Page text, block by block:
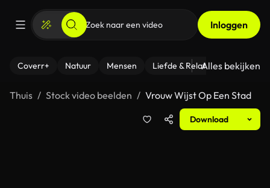
Inloggen
Coverr+ Natuur Mensen Liefde & Relaties - Fitness
Alles bekijken
Thuis Stock video beelden Vrouw Wijst Op Een Stad
Download